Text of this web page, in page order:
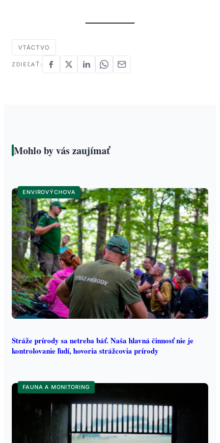
VTÁCTVO
ZDIEĽAŤ:
Mohlo by vás zaujímať
ENVIROVÝCHOVA
Stráže prírody sa netreba báť. Naša hlavná činnosť nie je
kontrolovanie ľudí, hovoria strážcovia prírody
FAUNA A MONITORING